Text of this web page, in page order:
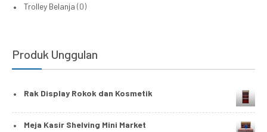
Trolley Belanja (0)
Produk Unggulan
Rak Display Rokok dan Kosmetik
Meja Kasir Shelving Mini Market